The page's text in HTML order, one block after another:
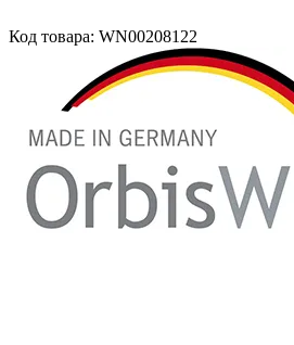
Код товара: WN00208122